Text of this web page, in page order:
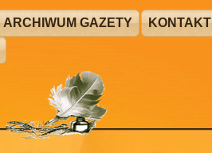
ARCHIWUM GAZETY
KONTAKT